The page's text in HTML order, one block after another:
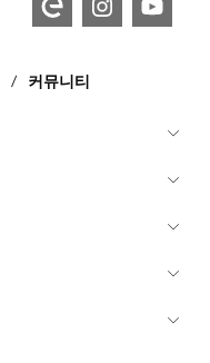
/ 커뮤니티